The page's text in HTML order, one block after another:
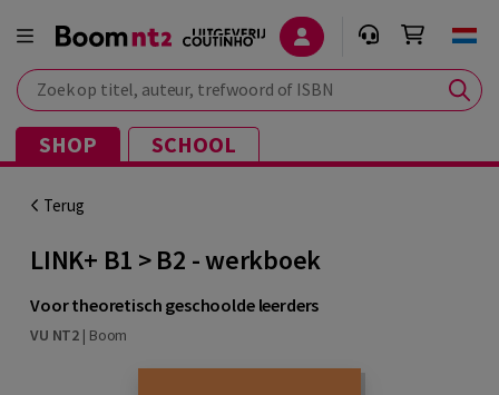
Zoek op titel, auteur, trefwoord of ISBN
SHOP SCHOOL
Terug
LINK+ B1 > B2 - werkboek
Voor theoretisch geschoolde leerders
VU NT2 | Boom